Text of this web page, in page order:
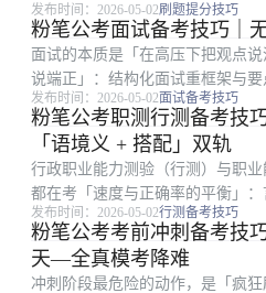
「诊断—修正—再验证」的闭环。
题都在回答三个问题：我为什么对
第一步做什么。把...
发布时间：2026-05-02刷题提分技巧
粉笔公考面试备考技巧｜
面试的本质是「在高压下把观点
说端正」：结构化面试重框架与要
推进，结构化小组则在答题之外增
名靠前却在面试被逆袭，往往不是
架散、案例空。自...
发布时间：2026-05-02面试备考技巧
粉笔公考职测行测备考技
「语境义 + 搭配」双轨
行政职业能力测验（行测）与职
都在考「速度与正确率的平衡」：
判断推理、资料分析、常识判断五
垮整卷节奏。不少考生在粉笔全真
往不是知识点没学...
发布时间：2026-05-02行测备考技巧
粉笔公考考前冲刺备考技
天—全真模考降难
冲刺阶段最危险的动作，是「疯狂